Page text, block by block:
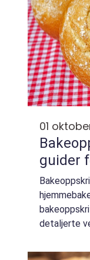
01
guider
detaljerte
Disse